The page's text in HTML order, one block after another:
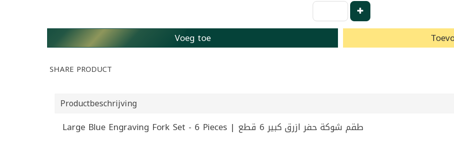
Voeg toe
SHARE PRODUCT
Productbeschrijving
Large Blue Engraving Fork Set - 6 Pieces | طقم شوكة حفر ازرق كبير 6 قطع